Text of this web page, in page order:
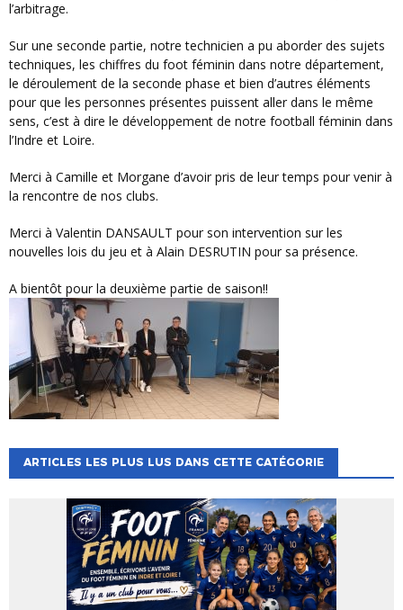
l’arbitrage.
Sur une seconde partie, notre technicien a pu aborder des sujets
techniques, les chiffres du foot féminin dans notre département,
le déroulement de la seconde phase et bien d’autres éléments
pour que les personnes présentes puissent aller dans le même
sens, c’est à dire le développement de notre football féminin dans
l’Indre et Loire.
Merci à Camille et Morgane d’avoir pris de leur temps pour venir à
la rencontre de nos clubs.
Merci à Valentin DANSAULT pour son intervention sur les
nouvelles lois du jeu et à Alain DESRUTIN pour sa présence.
A bientôt pour la deuxième partie de saison!!
ARTICLES LES PLUS LUS DANS CETTE CATÉGORIE